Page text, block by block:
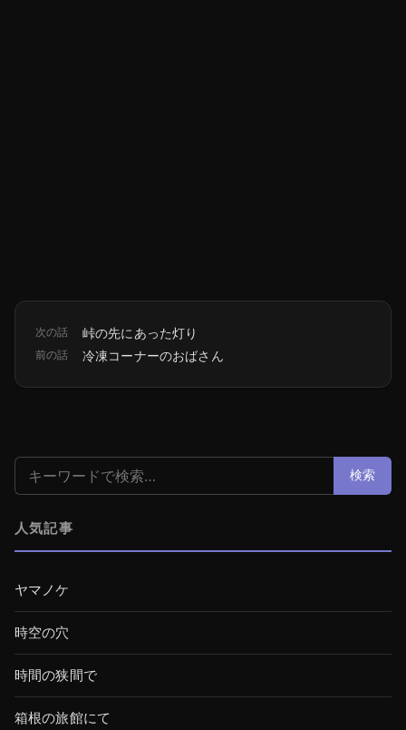
次の話 峠の先にあった灯り
前の話 冷凍コーナーのおばさん
検索: 検索
人気記事
ヤマノケ
時空の穴
時間の狭間で
箱根の旅館にて